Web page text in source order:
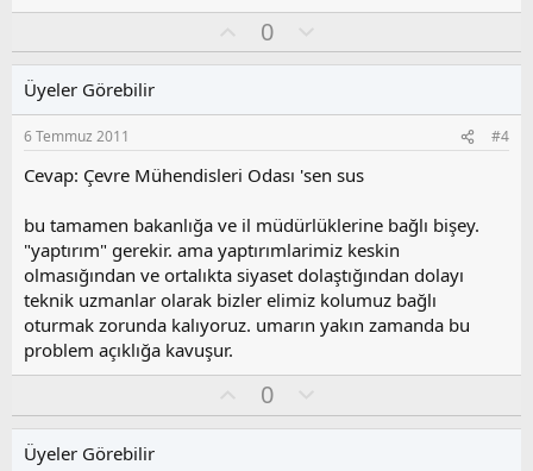
y
0
l
s
u
z
y
l
a
Üyeler Görebilir
6 Temmuz 2011 #4
Cevap: Çevre Mühendisleri Odası 'sen sus
bu tamamen bakanlığa ve il müdürlüklerine bağlı bişey.
"yaptırım" gerekir. ama yaptırımlarimiz keskin
olmasığından ve ortalıkta siyaset dolaştığından dolayı
teknik uzmanlar olarak bizler elimiz kolumuz bağlı
oturmak zorunda kalıyoruz. umarın yakın zamanda bu
problem açıklığa kavuşur.
y
0
l
Üyeler Görebilir